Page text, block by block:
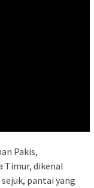
Pakis,
Timur, dikenal
pantai yang